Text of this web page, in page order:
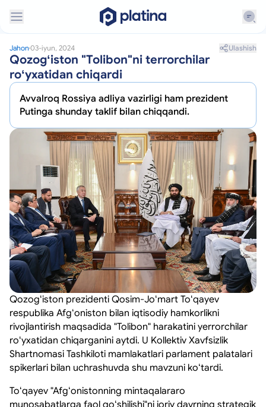
Jahon 03-iyun, 2024 Ulashish
Qozogʻiston "Tolibon"ni terrorchilar
roʻyxatidan chiqardi
Avvalroq Rossiya adliya vazirligi ham prezident
Putinga shunday taklif bilan chiqqandi.
Qozogʻiston prezidenti Qosim-Joʻmart Toʻqayev
respublika Afgʻoniston bilan iqtisodiy hamkorlikni
rivojlantirish maqsadida "Tolibon" harakatini yerrorchilar
roʻyxatidan chiqarganini aytdi. U Kollektiv Xavfsizlik
Shartnomasi Tashkiloti mamlakatlari parlament palatalari
spikerlari bilan uchrashuvda shu mavzuni koʻtardi.
Toʻqayev "Afgʻonistonning mintaqalararo
munosabatlarga faol qoʻshilishi"ni joriy davrning strategik